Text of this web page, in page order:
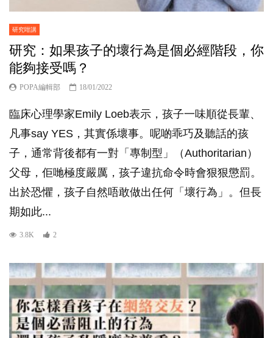
研究咁講
研究：如果孩子的壞行為是個必經階段，你
能夠接受嗎？
POPA編輯部 18/01/2022
臨床心理學家Emily Loeb表示，孩子一味順從長輩、
凡事say YES，其實係壞事。呢啲乖巧及聽話的孩
子，通常背後都有一對「專制型」（Authoritarian）
父母，佢哋極度嚴厲，孩子違抗命令時會狠狠懲罰。
出於恐懼，孩子自然唔敢做出任何「壞行為」。但長
期如此...
3.8K 2